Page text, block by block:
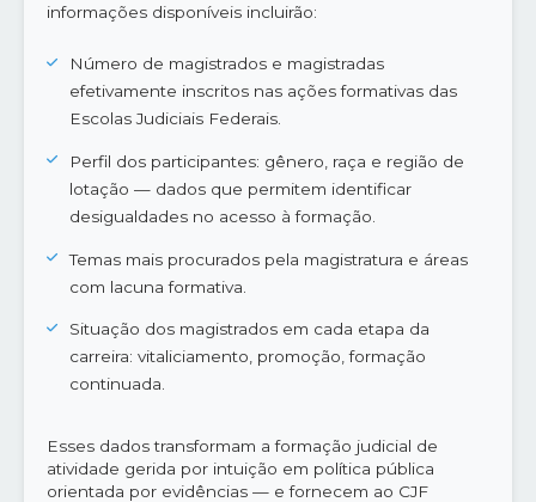
informações disponíveis incluirão:
Número de magistrados e magistradas
efetivamente inscritos nas ações formativas das
Escolas Judiciais Federais.
Perfil dos participantes: gênero, raça e região de
lotação — dados que permitem identificar
desigualdades no acesso à formação.
Temas mais procurados pela magistratura e áreas
com lacuna formativa.
Situação dos magistrados em cada etapa da
carreira: vitaliciamento, promoção, formação
continuada.
Esses dados transformam a formação judicial de
atividade gerida por intuição em política pública
orientada por evidências — e fornecem ao CJF